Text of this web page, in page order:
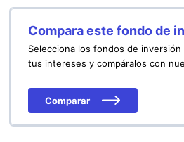
Compara este fondo de
Selecciona los fondos de
tus intereses y compáralos con
Comparar